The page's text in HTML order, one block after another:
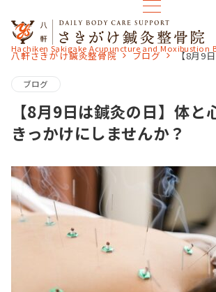
Hachiken Sakigake Acupuncture and Moxibustion
八軒さきがけ鍼灸整骨院 ブログ 【8月9日は鍼灸の日
ブログ
【8月9日は鍼灸の日】体と
きっかけにしませんか？